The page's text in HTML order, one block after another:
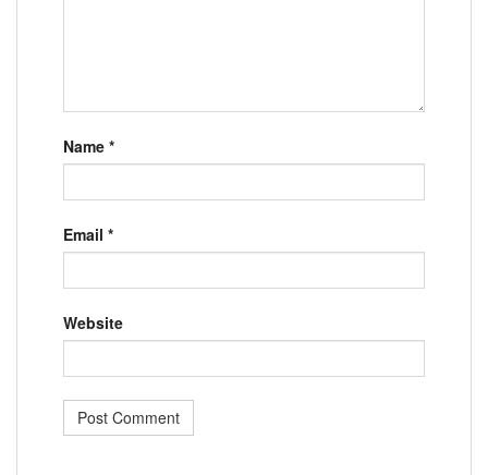
Name *
Email *
Website